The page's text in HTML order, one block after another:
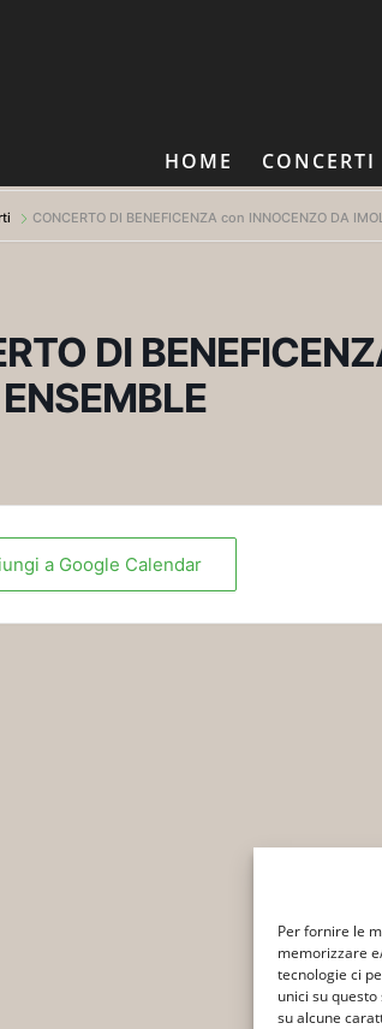
Per fornire le
memorizzare
tecnologie ci
unici su
su alcune
HOME CONCERTI
CONCERTO DI BENEFICENZA con INNOCENZO DA
DI
a Google Calendar